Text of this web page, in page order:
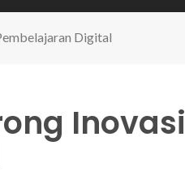
Digital
Inovasi